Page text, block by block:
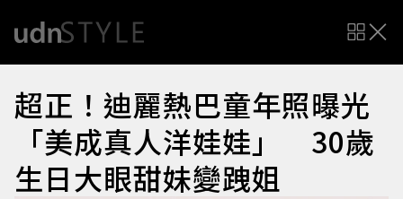
超正！迪麗熱巴童年照曝光
「美成真人洋娃娃」 30歲
生日大眼甜妹變跩姐